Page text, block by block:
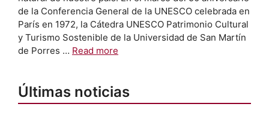
de la Conferencia General de la UNESCO celebrada en
París en 1972, la Cátedra UNESCO Patrimonio Cultural
y Turismo Sostenible de la Universidad de San Martín
de Porres … Read more
Últimas noticias